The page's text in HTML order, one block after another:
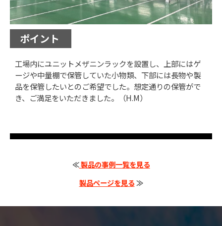
ポイント
工場内にユニットメザニンラックを設置し、上部にはゲ
ージや中量棚で保管していた小物類、下部には長物や製
品を保管したいとのご希望でした。想定通りの保管がで
き、ご満足をいただきました。（H.M）
≪製品の事例一覧を見る
製品ページを見る≫